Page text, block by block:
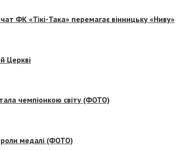
ФК «Тікі-Така» перемагає вінницьку «Ниву»
Церкві
чемпіонкою світу (ФОТО)
медалі (ФОТО)